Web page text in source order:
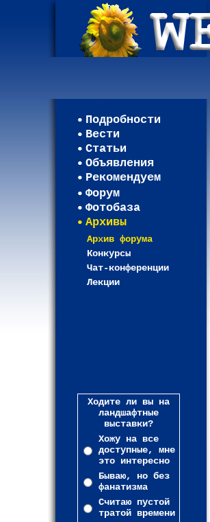
Подробности
Вести
Статьи
Объявления
Рекомендуем
Форум
Фотобаза
Архивы
Архив форума
Конкурсы
Чат-конференции
Лекции
Ходите ли вы на
ландшафтные
выставки?
Хожу на все
доступные, мне
это интересно
Бываю, но без
фанатизма
Считаю пустой
тратой времени